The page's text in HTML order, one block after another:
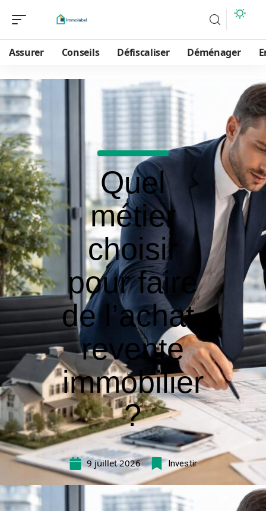
Assurer Conseils Défiscaliser Déménager
Quel
métier
choisir
pour faire
de l’achat-
revente
immobilier
?
9 juillet 2026 Investir